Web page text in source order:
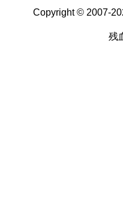
Copyright © 2007-
残